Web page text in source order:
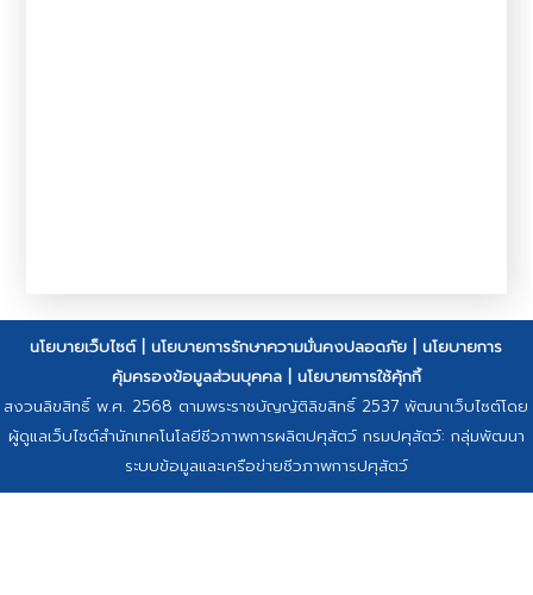
นโยบายเว็บไซต์|นโยบายการรักษาความมั่นคงปลอดภัย |นโยบายการ
คุ้มครองข้อมูลส่วนบุคคล| นโยบายการใช้คุ้กกี้
สงวนลิขสิทธิ์ พ.ศ. 2568 ตามพระราชบัญญัติลิขสิทธิ์ 2537 พัฒนาเว็บไซต์โดย
ผู้ดูแลเว็บไซต์สำนักเทคโนโลยีชีวภาพการผลิตปศุสัตว์ กรมปศุสัตว์: กลุ่มพัฒนา
ระบบข้อมูลและเครือข่ายชีวภาพการปศุสัตว์